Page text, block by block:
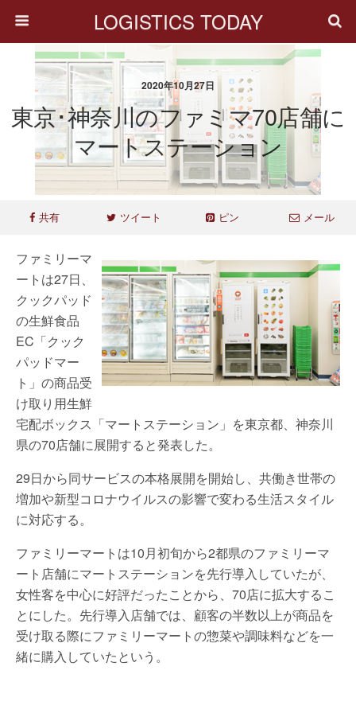
LOGISTICS TODAY
2020年10月27日
東京･神奈川のファミマ70店舗に
マートステーション
共有 ツイート ピン メール
ファミリーマ
ートは27日、
クックパッド
の生鮮食品
EC「クック
パッドマー
ト」の商品受
け取り用生鮮
宅配ボックス「マートステーション」を東京都、神奈川
県の70店舗に展開すると発表した。
29日から同サービスの本格展開を開始し、共働き世帯の
増加や新型コロナウイルスの影響で変わる生活スタイル
に対応する。
ファミリーマートは10月初旬から2都県のファミリーマ
ート店舗にマートステーションを先行導入していたが、
女性客を中心に好評だったことから、70店に拡大するこ
とにした。先行導入店舗では、顧客の半数以上が商品を
受け取る際にファミリーマートの惣菜や調味料などを一
緒に購入していたという。